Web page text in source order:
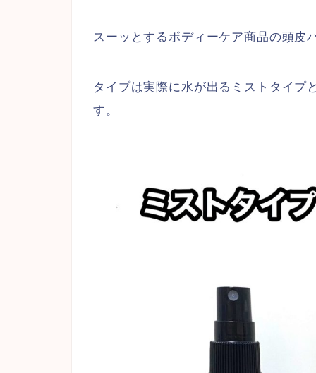
スーッとするボディーケア商品の頭皮
タイプは実際に水が出るミストタイプ
す。